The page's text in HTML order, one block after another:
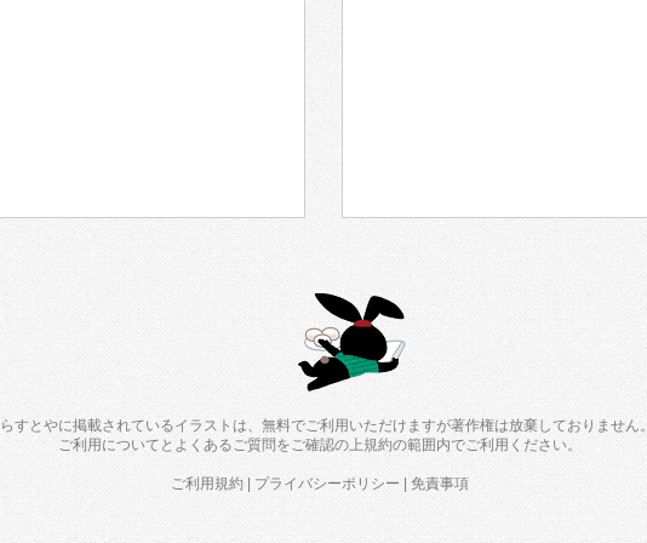
すとやに掲載されているイラストは、無料でご利用いただけますが著作権は放棄しておりません。
ご利用について と よくあるご質問をご確認の上規約の範囲内でご利用ください。
ご利用規約 | プライバシーポリシー |免責事項